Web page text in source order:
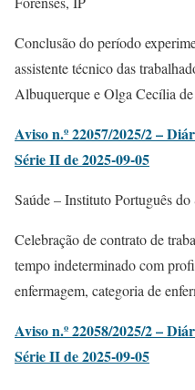
Conclusão do período
assistente técnico das
Albuquerque e Olga Cecília
Aviso n.º 22057/2025/2 –
Série II de 2025-09-05
Saúde – Instituto Português
Celebração de contrato de
tempo indeterminado com
enfermagem, categoria de
Aviso n.º 22058/2025/2 –
Série II de 2025-09-05